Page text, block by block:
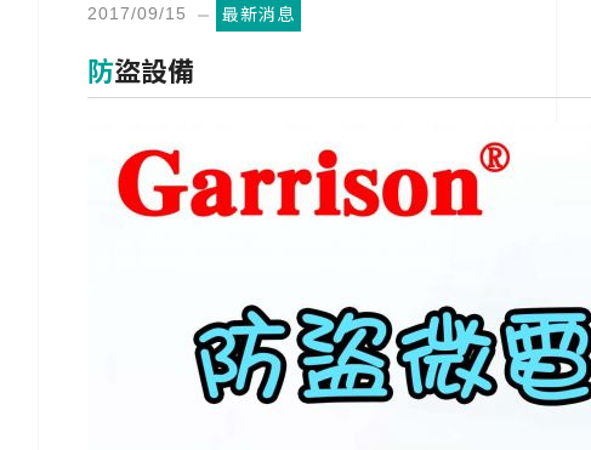
2017/09/15 最新消息
防盜設備